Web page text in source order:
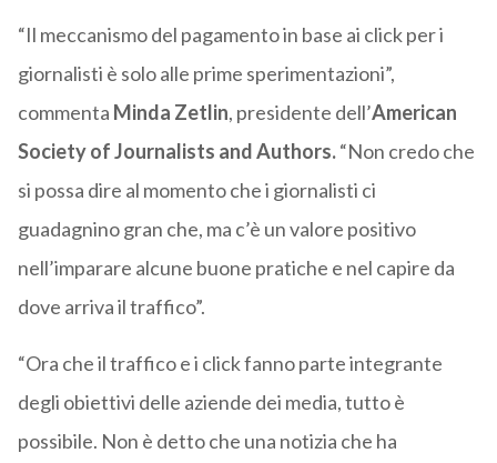
“Il meccanismo del pagamento in base ai click per i
giornalisti è solo alle prime sperimentazioni”,
commenta Minda Zetlin, presidente dell’American
Society of Journalists and Authors.“Non credo che
si possa dire al momento che i giornalisti ci
guadagnino gran che, ma c’è un valore positivo
nell’imparare alcune buone pratiche e nel capire da
dove arriva il traffico”.
“Ora che il traffico e i click fanno parte integrante
degli obiettivi delle aziende dei media, tutto è
possibile. Non è detto che una notizia che ha